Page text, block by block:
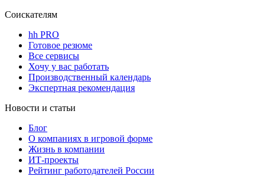
Соискателям
hh PRO
Готовое резюме
Все сервисы
Хочу у вас работать
Производственный календарь
Экспертная рекомендация
Новости и статьи
Блог
О компаниях в игровой форме
Жизнь в компании
ИТ-проекты
Рейтинг работодателей России